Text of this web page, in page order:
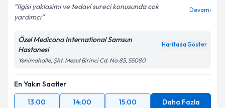
Ilgisi yaklasimi ve tedavi sureci konusunda cok
yardımcı
Devamı
Özel Medicana International Samsun
Hastanesi
Haritada Göster
Yenimahalle, Şht. Mesut Birinci Cd. No:85, 55080
En Yakın Saatler
13:00
14:00 15:00 Daha Fazla